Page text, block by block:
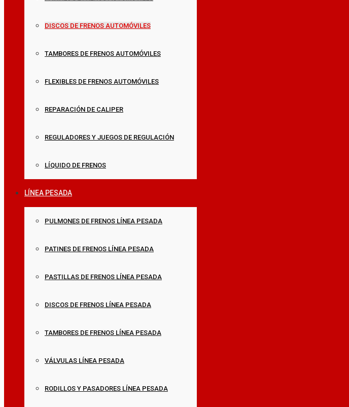
DISCOS DE FRENOS AUTOMÓVILES
TAMBORES DE FRENOS AUTOMÓVILES
FLEXIBLES DE FRENOS AUTOMÓVILES
REPARACIÓN DE CALIPER
REGULADORES Y JUEGOS DE REGULACIÓN
LÍQUIDO DE FRENOS
LÍNEA PESADA
PULMONES DE FRENOS LÍNEA PESADA
PATINES DE FRENOS LÍNEA PESADA
PASTILLAS DE FRENOS LÍNEA PESADA
DISCOS DE FRENOS LÍNEA PESADA
TAMBORES DE FRENOS LÍNEA PESADA
VÁLVULAS LÍNEA PESADA
RODILLOS Y PASADORES LÍNEA PESADA